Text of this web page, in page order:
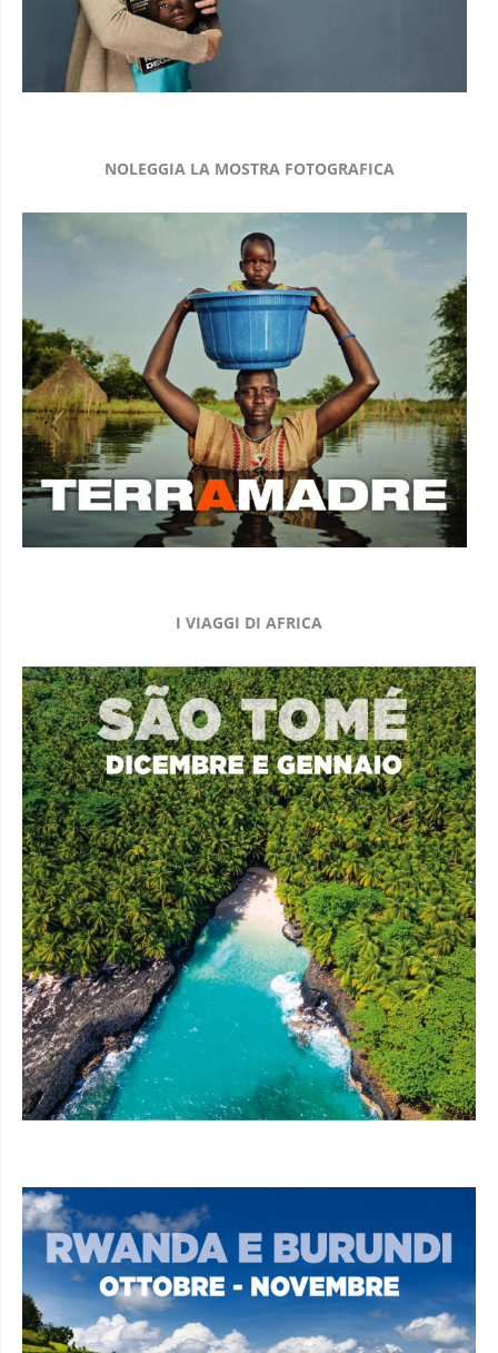
NOLEGGIA LA MOSTRA FOTOGRAFICA
I VIAGGI DI AFRICA